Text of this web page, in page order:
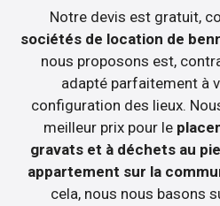
Notre devis est gratuit,
sociétés de location de
nous proposons est,
adapté parfaitement à
configuration des lieux.
meilleur prix pour le
gravats et à déchets au
appartement sur la
cela, nous nous basons